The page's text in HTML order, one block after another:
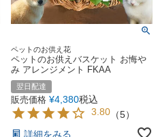
ペットのお供え花
ペットのお供えバスケット お悔や
み アレンジメント FKAA
翌日配達
販売価格 ¥4,380税込
3.80 （5）
詳細をみる